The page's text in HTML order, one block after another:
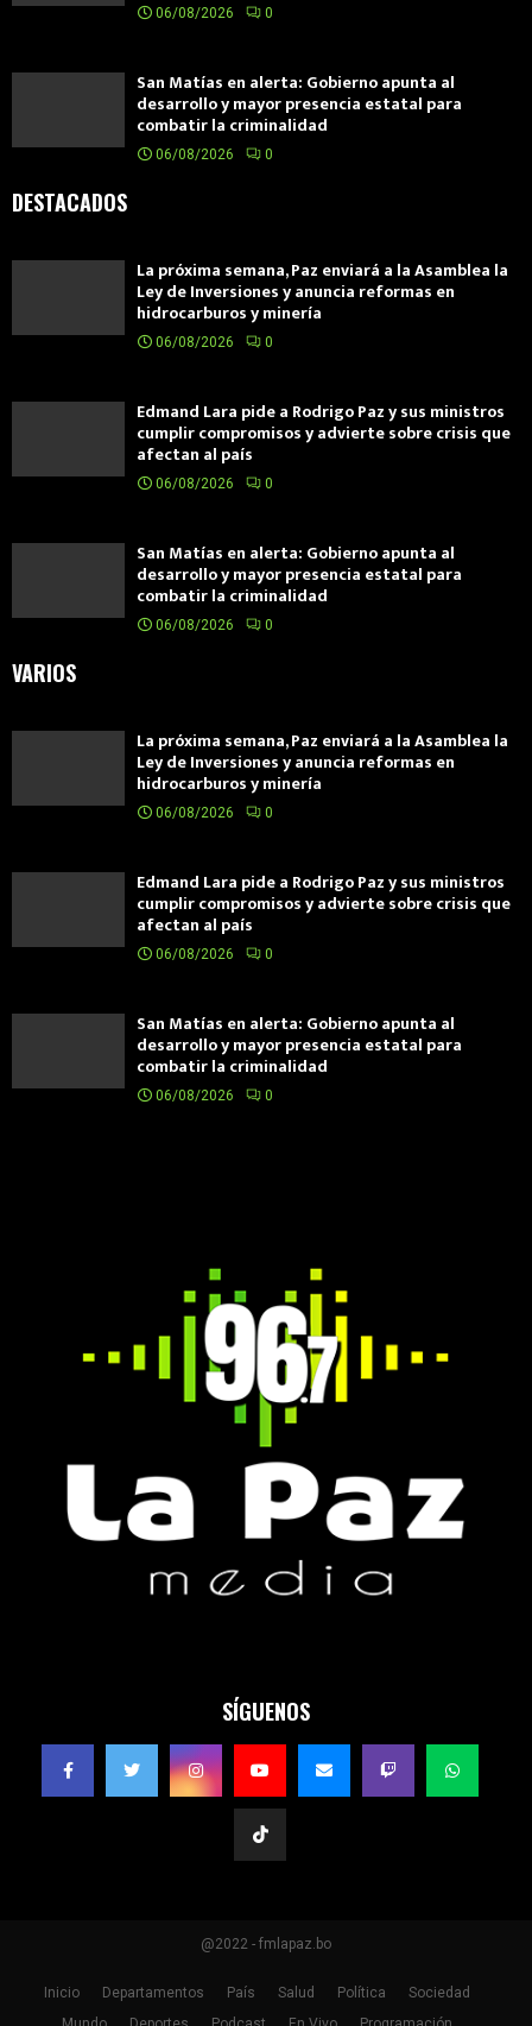
06/08/2026 0
San Matías en alerta: Gobierno apunta al
desarrollo y mayor presencia estatal para
combatir la criminalidad
06/08/2026 0
DESTACADOS
La próxima semana, Paz enviará a la Asamblea la
Ley de Inversiones y anuncia reformas en
hidrocarburos y minería
06/08/2026 0
Edmand Lara pide a Rodrigo Paz y sus ministros
cumplir compromisos y advierte sobre crisis que
afectan al país
06/08/2026 0
San Matías en alerta: Gobierno apunta al
desarrollo y mayor presencia estatal para
combatir la criminalidad
06/08/2026 0
VARIOS
La próxima semana, Paz enviará a la Asamblea la
Ley de Inversiones y anuncia reformas en
hidrocarburos y minería
06/08/2026 0
Edmand Lara pide a Rodrigo Paz y sus ministros
cumplir compromisos y advierte sobre crisis que
afectan al país
06/08/2026 0
San Matías en alerta: Gobierno apunta al
desarrollo y mayor presencia estatal para
combatir la criminalidad
06/08/2026 0
SÍGUENOS
@2022 - fmlapaz.bo
Inicio Departamentos País Salud Política
Sociedad